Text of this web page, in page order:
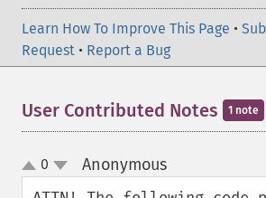
Learn How To Improve This Page •
Request • Report a Bug
User Contributed Notes 1 note
up
down
0 Anonymous¶